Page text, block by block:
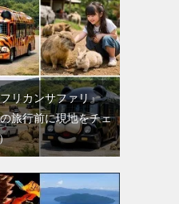
リカンサファリ』
旅行前に現地をチェ